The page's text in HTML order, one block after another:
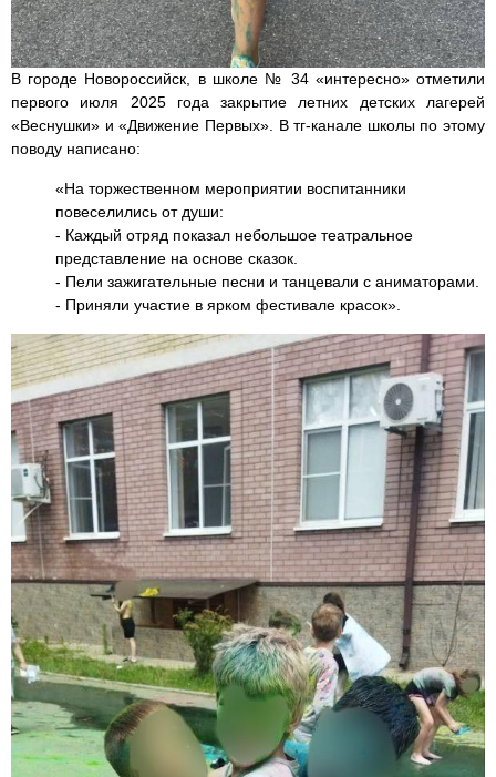
В городе Новороссийск, в школе № 34 «интересно» отметили
первого июля 2025 года закрытие летних детских лагерей
«Веснушки» и «Движение Первых». В тг-канале школы по этому
поводу написано:
«На торжественном мероприятии воспитанники
повеселились от души:
- Каждый отряд показал небольшое театральное
представление на основе сказок.
- Пели зажигательные песни и танцевали с аниматорами.
- Приняли участие в ярком фестивале красок».